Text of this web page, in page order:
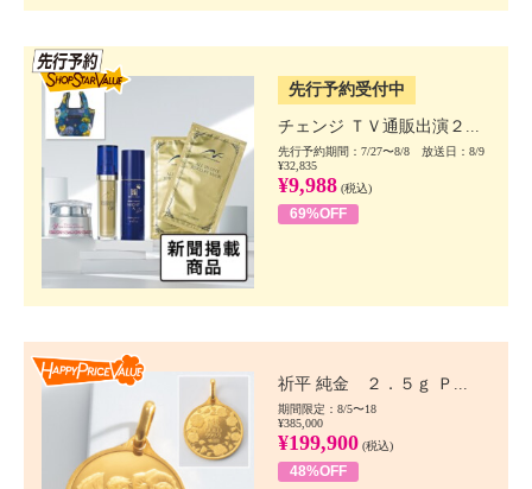
先行予約受付中
チェンジ ＴＶ通販出演２...
先行予約期間：7/27〜8/8 放送日：8/9
¥32,835
¥9,988 (税込)
69%OFF
祈平 純金 ２．５ｇ Ｐ...
期間限定：8/5〜18
¥385,000
¥199,900 (税込)
48%OFF